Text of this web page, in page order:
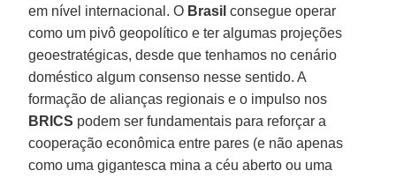
em nível internacional. O Brasil consegue operar
como um pivô geopolítico e ter algumas projeções
geoestratégicas, desde que tenhamos no cenário
doméstico algum consenso nesse sentido. A
formação de alianças regionais e o impulso nos
BRICS podem ser fundamentais para reforçar a
cooperação econômica entre pares (e não apenas
como uma gigantesca mina a céu aberto ou uma